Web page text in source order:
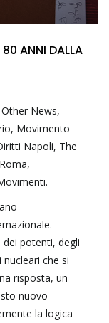
80 ANNI DALLA
News,
Movimento
Napoli, The
potenti, degli
che si
risposta, un
nuovo
la logica